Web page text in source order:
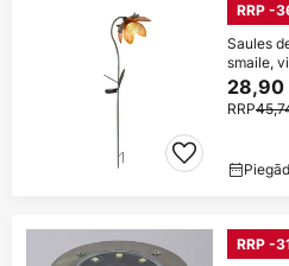
RRP -
Saules
smaile,
28,90
RRP
RRP -